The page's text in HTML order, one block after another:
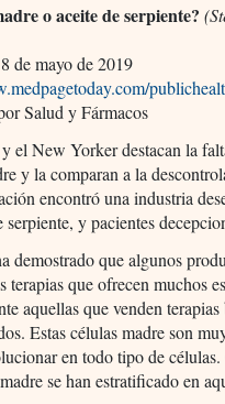
o aceite de serpiente?
8 de mayo de 2019
Salud y Fármacos
el New Yorker destacan la
y la comparan a la
encontró una industria
serpiente, y pacientes
demostrado que algunos
terapias que ofrecen muchos
aquellas que venden
Estas células madre son
en todo tipo de
se han estratificado en